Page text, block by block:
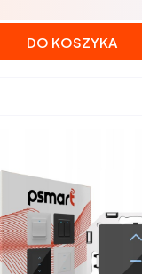
DO KOSZYKA